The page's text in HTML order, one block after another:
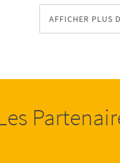
AFFICHER PLUS